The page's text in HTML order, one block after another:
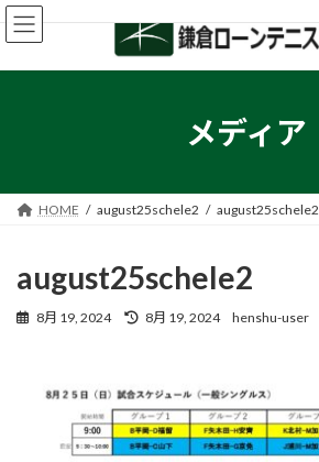
コ
ン
ン
ナ
ビ
ー
メディア
HOME august25schele2 august25schele2
august25schele2
8月 19, 2024
最
日
時
:
8月 19, 2024 henshu-user